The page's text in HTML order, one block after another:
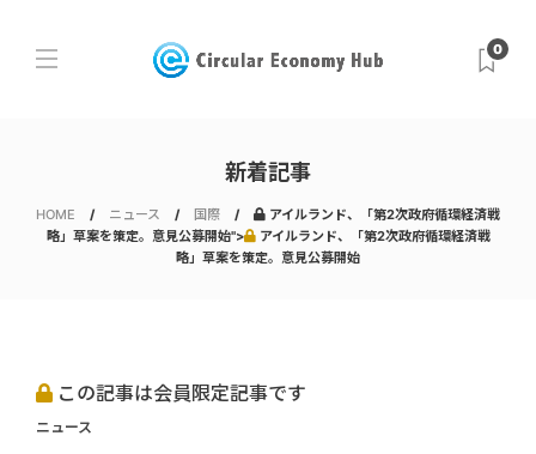
0
新着記事
HOME ニュース 国際
アイルランド、「第2次政府循環経済戦
略」草案を策定。意見公募開始">
アイルランド、「第2次政府循環経済戦
略」草案を策定。意見公募開始
この記事は会員限定記事です
ニュース